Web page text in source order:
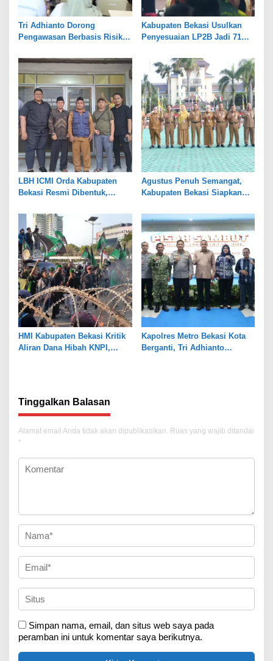
Tri Adhianto Dorong
Pengawasan Berbasis Risiko,
Kelola
Kabupaten Bekasi Usulkan
Penyesuaian LP2B Jadi 71
Industri dan Pertanian
LBH ICMI Orda Kabupaten
Bekasi Resmi Dibentuk,
Pendampingan Hukum
Agustus Penuh Semangat,
Kabupaten Bekasi Siapkan
Hari Besar
HMI Kabupaten Bekasi Kritik
Aliran Dana Hibah KNPI,
Kapolres Metro Bekasi Kota
Berganti, Tri Adhianto
Tinggalkan Balasan
Alamat email Anda tidak akan dipublikasikan. Ruas yang wajib ditandai
*
Simpan nama, email, dan situs web saya pada
peramban ini untuk komentar saya berikutnya.